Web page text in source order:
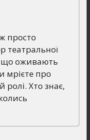
просто
театральної
що оживають
мрієте про
ролі. Хто знає,